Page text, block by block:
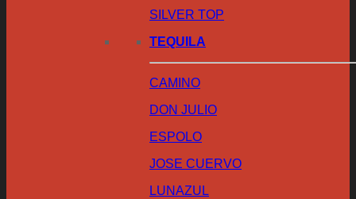
SILVER TOP
TEQUILA
CAMINO
DON JULIO
ESPOLO
JOSE CUERVO
LUNAZUL